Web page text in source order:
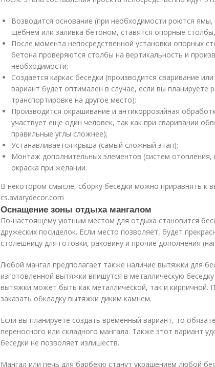
Возводится основание (при необходимости роются ямы,
щебнем или заливка бетоном, ставятся опорные
После момента непосредственной установки опорных
бетона проверяются столбы на вертикальность и
необходимости;
Создается каркас беседки (производится сваривание
вариант будет оптимален в случае, если вы планируете
транспортировке на другое место);
Производится окрашивание и антикоррозийная
участвует еще один человек, так как при сваривании
правильные углы сложнее);
Устанавливается крыша (самый сложный этап);
Монтаж дополнительных элементов (систем отопления,
окраска при желании.
В некотором смысле, сборку беседки можно приравнять к
cs.aviarydecor.com
Оснащение зоны отдыха мангалом
По-настоящему уютным местом для отдыха становится
дружеских посиделок. Если место позволяет, будет
столешницу для готовки, раковину и прочие дополнения
Любой мангал предполагает также наличие вытяжки для
изготовленной вытяжки впишутся в металлическую
вытяжки может быть как металлической, так и
заказать обкладку вытяжки диким камнем.
Если вы планируете создать временный вариант, то
переносного или складного мангала. Также этот вариант
беседки не позволяет излишеств.
Мангал или печь для барбекю станут украшением любой